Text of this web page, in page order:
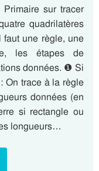
sur tracer
quadrilatères
une règle, une
les étapes de
données. ❶ Si
On trace à la règle
données (en
si rectangle ou
longueurs…